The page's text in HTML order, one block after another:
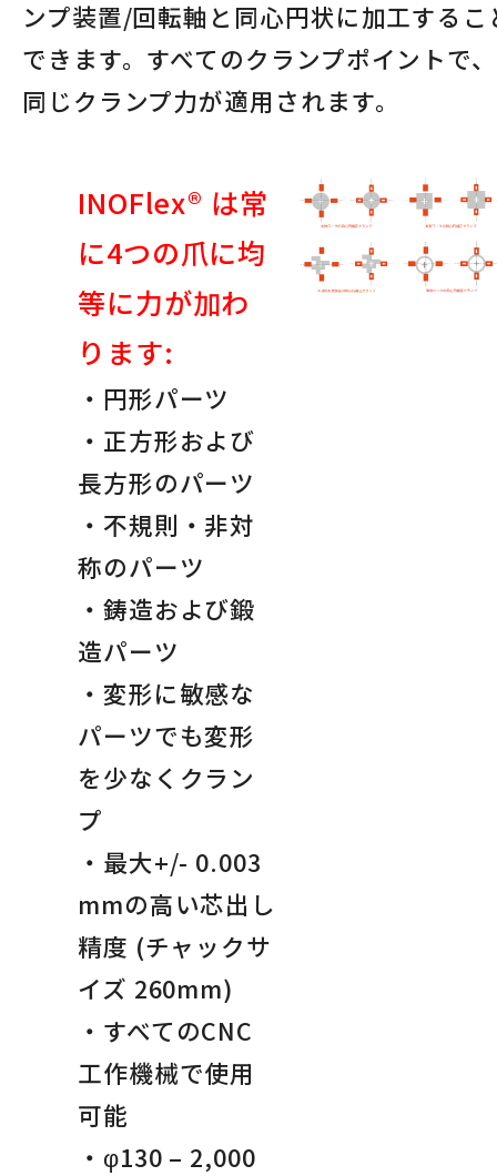
ンプ装置/回転軸と同心円状に加工するこ
できます。すべてのクランプポイントで
同じクランプ力が適用されます。
INOFlex® は常
に4つの爪に均
等に力が加わ
ります:
・円形パーツ
・正方形および
長方形のパーツ
・不規則・非対
称のパーツ
・鋳造および鍛
造パーツ
・変形に敏感な
パーツでも変形
を少なくクラン
プ
・最大+/- 0.003
mmの高い芯出し
精度 (チャックサ
イズ 260mm)
・すべてのCNC
工作機械で使用
可能
・φ130 – 2,000